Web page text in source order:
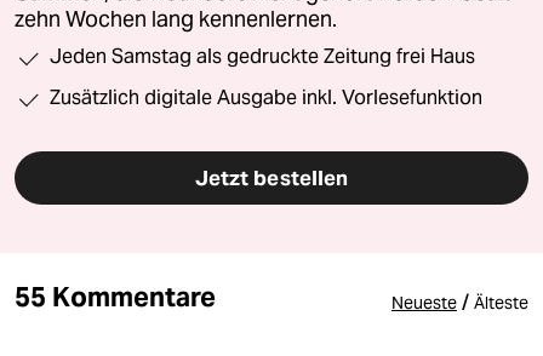
zehn Wochen lang kennenlernen.
Jeden Samstag als gedruckte Zeitung frei Haus
Zusätzlich digitale Ausgabe inkl. Vorlesefunktion
Jetzt bestellen
55 Kommentare Neueste / Älteste